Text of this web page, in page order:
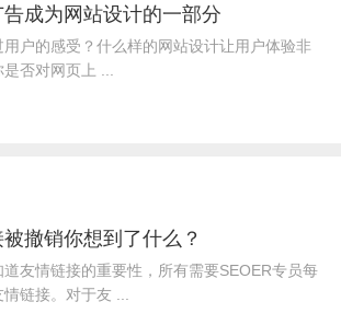
成为网站设计的一部分
用户的感受？什么样的网站设计让用户体验非
否对网页上 ...
撤销你想到了什么？
友情链接的重要性，所有需要SEOER专员每
链接。对于友 ...